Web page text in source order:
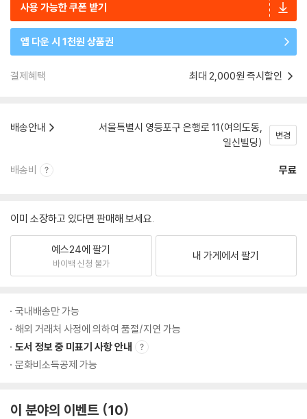
사용 가능한 쿠폰 받기
앱 다운 시 1천원 상품권
결제혜택 최대 2,000원 즉시할인
배송안내
서울특별시 영등포구 은행로 11(여의도동,
일신빌딩)
변경
배송비 무료
이미 소장하고 있다면 판매해 보세요.
예스24에 팔기
바이백 신청 불가
내 가게에서 팔기
국내배송만 가능
해외 거래처 사정에 의하여 품절/지연 가능
도서 정보 중 미표기 사항 안내
문화비소득공제 가능
이 분야의 이벤트 10